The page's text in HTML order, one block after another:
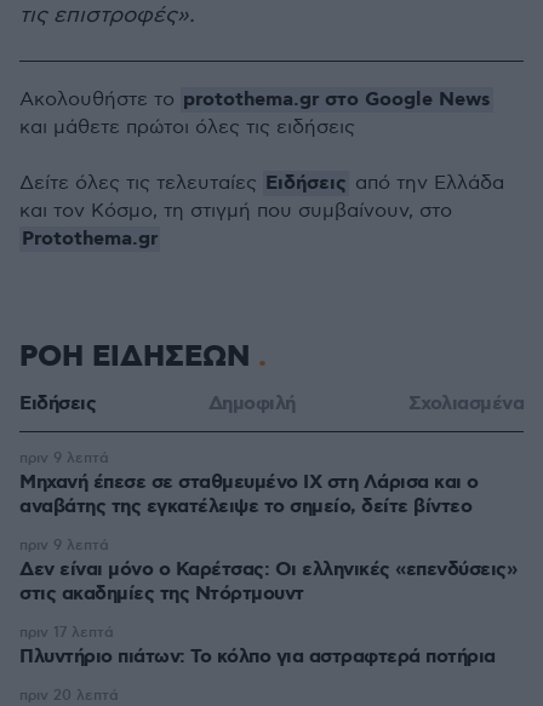
τις επιστροφές».
Ακολουθήστε το protothema.gr στο Google News
και μάθετε πρώτοι όλες τις ειδήσεις
Δείτε όλες τις τελευταίες Ειδήσεις από την Ελλάδα
και τον Κόσμο, τη στιγμή που συμβαίνουν, στο
Protothema.gr
ΡΟΗ ΕΙΔΗΣΕΩΝ
Ειδήσεις Δημοφιλή Σχολιασμένα
Μηχανή έπεσε σε σταθμευμένο ΙΧ στη Λάρισα και ο
αναβάτης της εγκατέλειψε το σημείο, δείτε βίντεο
πριν 9 λεπτά
Δεν είναι μόνο ο Καρέτσας: Οι ελληνικές «επενδύσεις»
στις ακαδημίες της Ντόρτμουντ
πριν 9 λεπτά
Πλυντήριο πιάτων: Το κόλπο για αστραφτερά ποτήρια
πριν 17 λεπτά
πριν 20 λεπτά